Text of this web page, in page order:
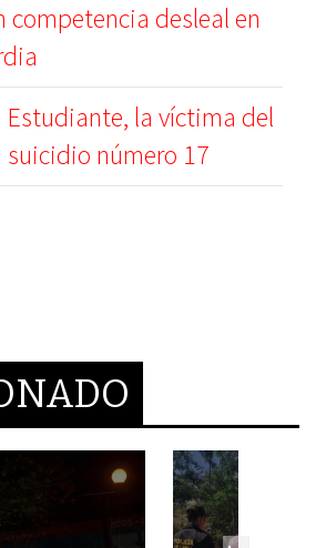
competencia desleal en
Estudiante, la víctima del
suicidio número 17